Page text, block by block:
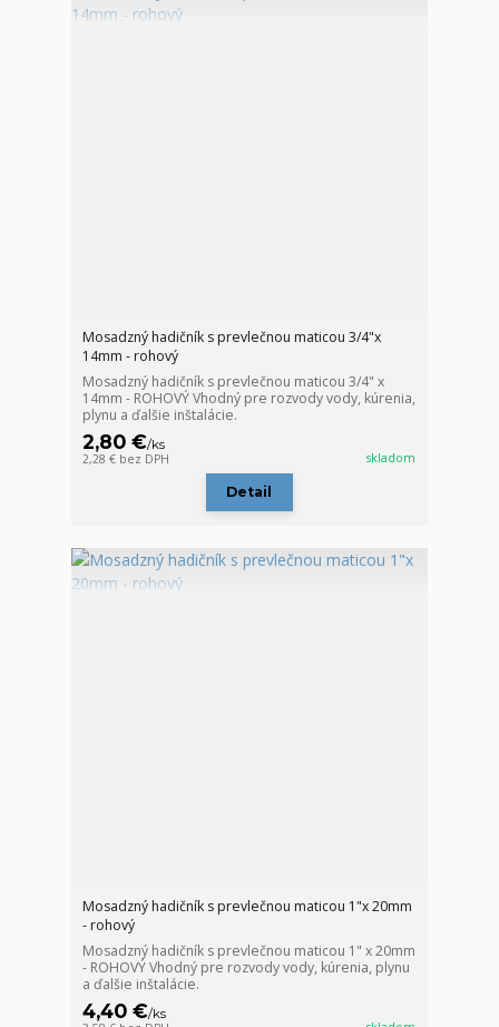
Mosadzný hadičník s prevlečnou maticou 3/4"x
14mm - rohový
Mosadzný hadičník s prevlečnou maticou 3/4" x
14mm - ROHOVÝ Vhodný pre rozvody vody, kúrenia,
plynu a ďalšie inštalácie.
2,80 €/ks
2,28 € bez DPH skladom
Detail
Mosadzný hadičník s prevlečnou maticou 1"x 20mm
- rohový
Mosadzný hadičník s prevlečnou maticou 1" x 20mm
- ROHOVÝ Vhodný pre rozvody vody, kúrenia, plynu
a ďalšie inštalácie.
4,40 €/ks